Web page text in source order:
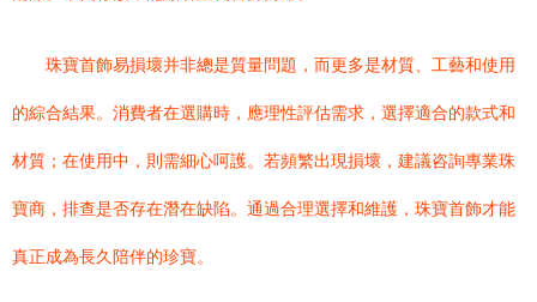
珠寶首飾易損壞并非總是質量問題，而更多是材質、工藝和使用
的綜合結果。消費者在選購時，應理性評估需求，選擇適合的款式和
材質；在使用中，則需細心呵護。若頻繁出現損壞，建議咨詢專業珠
寶商，排查是否存在潛在缺陷。通過合理選擇和維護，珠寶首飾才能
真正成為長久陪伴的珍寶。